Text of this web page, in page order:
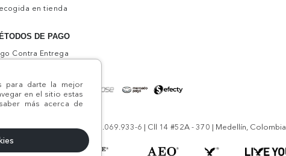
para darte la mejor
en el sitio estas
más acerca de
en tienda
DE PAGO
Contra Entrega
| Comodín S.A.S | NIT:800.069.933-6 | Cll 14 #52A - 370 | Medellín, Colombia